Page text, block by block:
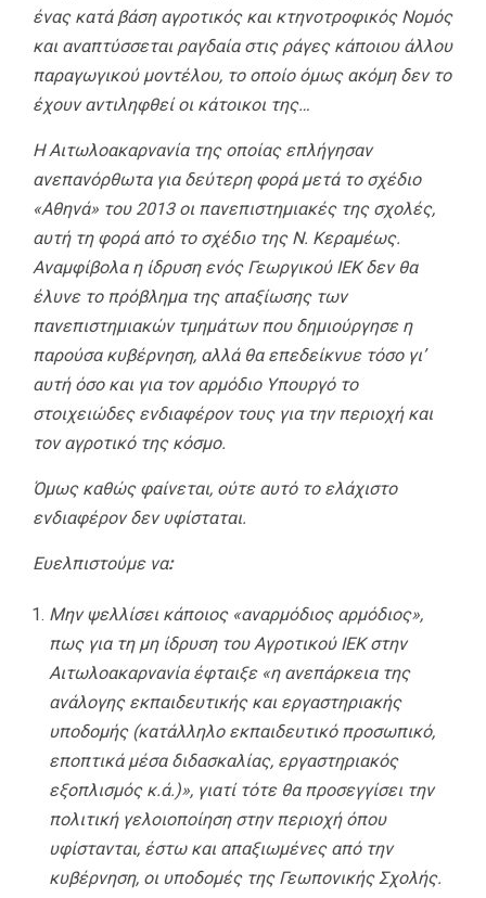
ένας κατά βάση αγροτικός και κτηνοτροφικός Νομός
και αναπτύσσεται ραγδαία στις ράγες κάποιου άλλου
παραγωγικού μοντέλου, το οποίο όμως ακόμη δεν το
έχουν αντιληφθεί οι κάτοικοι της…
Η Αιτωλοακαρνανία της οποίας επλήγησαν
ανεπανόρθωτα για δεύτερη φορά μετά το σχέδιο
«Αθηνά» του 2013 οι πανεπιστημιακές της σχολές,
αυτή τη φορά από το σχέδιο της Ν. Κεραμέως.
Αναμφίβολα η ίδρυση ενός Γεωργικού ΙΕΚ δεν θα
έλυνε το πρόβλημα της απαξίωσης των
πανεπιστημιακών τμημάτων που δημιούργησε η
παρούσα κυβέρνηση, αλλά θα επεδείκνυε τόσο γι’
αυτή όσο και για τον αρμόδιο Υπουργό το
στοιχειώδες ενδιαφέρον τους για την περιοχή και
τον αγροτικό της κόσμο.
Όμως καθώς φαίνεται, ούτε αυτό το ελάχιστο
ενδιαφέρον δεν υφίσταται.
Ευελπιστούμε να:
Μην ψελλίσει κάποιος «αναρμόδιος αρμόδιος»,
πως για τη μη ίδρυση του Αγροτικού ΙΕΚ στην
Αιτωλοακαρνανία έφταιξε «η ανεπάρκεια της
ανάλογης εκπαιδευτικής και εργαστηριακής
υποδομής (κατάλληλο εκπαιδευτικό προσωπικό,
εποπτικά μέσα διδασκαλίας, εργαστηριακός
εξοπλισμός κ.ά.)», γιατί τότε θα προσεγγίσει την
πολιτική γελοιοποίηση στην περιοχή όπου
υφίστανται, έστω και απαξιωμένες από την
κυβέρνηση, οι υποδομές της Γεωπονικής Σχολής.